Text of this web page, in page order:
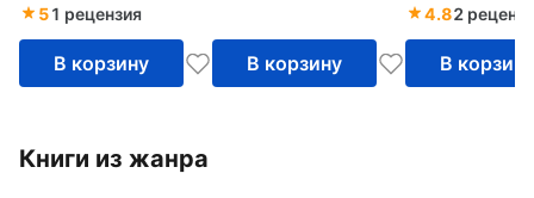
51 рецензия
В корзину В корзину
4.82
В корзину
Книги из жанра